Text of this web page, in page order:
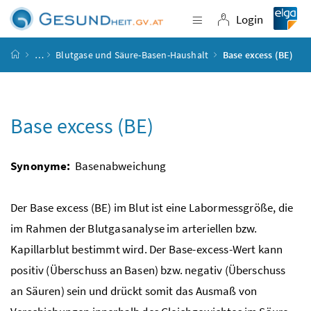
Zum Inhalt
Zum Hauptmenü
Zum Untermenü
Zur Suche
Navigation
Login
Login
Startseite
… Blutgase und Säure-Basen-Haushalt Base excess (BE)
Base excess (BE)
Synonyme: Basenabweichung
Der Base excess (BE) im Blut ist eine Labormessgröße, die
im Rahmen der Blutgasanalyse im arteriellen bzw.
Kapillarblut bestimmt wird. Der Base-excess-Wert kann
positiv (Überschuss an Basen) bzw. negativ (Überschuss
an Säuren) sein und drückt somit das Ausmaß von